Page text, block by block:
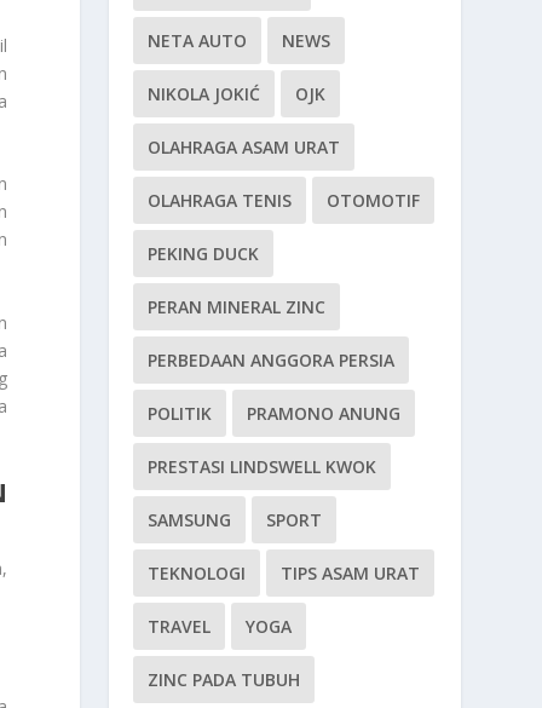
NETA AUTO NEWS
NIKOLA JOKIĆ OJK
OLAHRAGA ASAM URAT
OLAHRAGA TENIS OTOMOTIF
PEKING DUCK
PERAN MINERAL ZINC
PERBEDAAN ANGGORA PERSIA
POLITIK PRAMONO ANUNG
PRESTASI LINDSWELL KWOK
SAMSUNG SPORT
TEKNOLOGI TIPS ASAM URAT
TRAVEL YOGA
ZINC PADA TUBUH